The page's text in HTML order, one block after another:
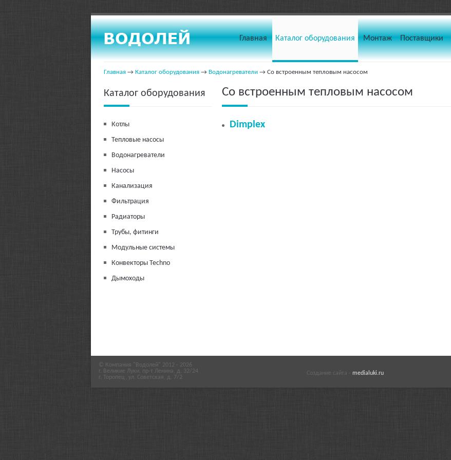
Главная Каталог оборудования Монтаж Поставщики
Главная → Каталог оборудования → Водонагреватели → Со встроенным тепловым насосом
Каталог оборудования
Котлы
Тепловые насосы
Водонагреватели
Насосы
Канализация
Фильтрация
Радиаторы
Трубы, фитинги
Модульные системы
Конвекторы Techno
Дымоходы
Со встроенным тепловым насосом
Dimplex
© Компания "Водолей" 2012 - 2026
г. Великие Луки, пр-т Ленина, д. 32/24
г. Торопец, ул. Советская, д. 7/2
Создание сайта - medialuki.ru